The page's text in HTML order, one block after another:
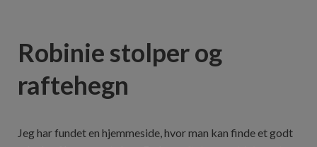
Robinie stolper og
raftehegn
Jeg har fundet en hjemmeside, hvor man kan finde et godt